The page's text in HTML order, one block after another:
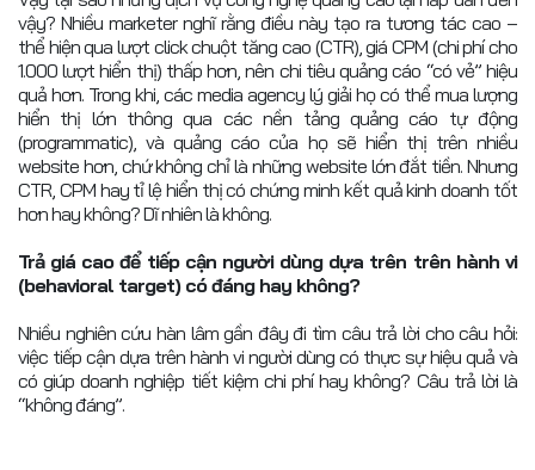
vậy? Nhiều marketer nghĩ rằng điều này tạo ra tương tác cao –
thể hiện qua lượt click chuột tăng cao (CTR), giá CPM (chi phí cho
1.000 lượt hiển thị) thấp hơn, nên chi tiêu quảng cáo “có vẻ” hiệu
quả hơn. Trong khi, các media agency lý giải họ có thể mua lượng
hiển thị lớn thông qua các nền tảng quảng cáo tự động
(programmatic), và quảng cáo của họ sẽ hiển thị trên nhiều
website hơn, chứ không chỉ là những website lớn đắt tiền. Nhưng
CTR, CPM hay tỉ lệ hiển thị có chứng minh kết quả kinh doanh tốt
hơn hay không? Dĩ nhiên là không.
Trả giá cao để tiếp cận người dùng dựa trên trên hành vi
(behavioral target) có đáng hay không?
Nhiều nghiên cứu hàn lâm gần đây đi tìm câu trả lời cho câu hỏi:
việc tiếp cận dựa trên hành vi người dùng có thực sự hiệu quả và
có giúp doanh nghiệp tiết kiệm chi phí hay không? Câu trả lời là
“không đáng”.